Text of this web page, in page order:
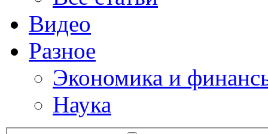
Видео
Разное
Экономика и
Наука